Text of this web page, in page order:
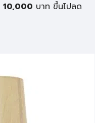
10,000 บาท ขึ้นไปลด